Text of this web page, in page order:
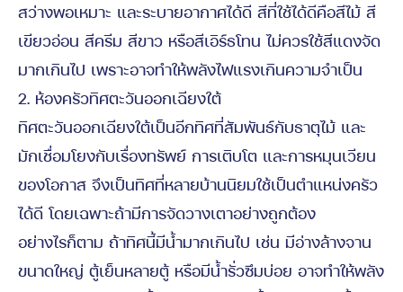
สว่างพอเหมาะ และระบายอากาศได้ดี สีที่ใช้ได้ดีคือสีไม้ สี
เขียวอ่อน สีครีม สีขาว หรือสีเอิร์ธโทน ไม่ควรใช้สีแดงจัด
มากเกินไป เพราะอาจทำให้พลังไฟแรงเกินความจำเป็น
2. ห้องครัวทิศตะวันออกเฉียงใต้
ทิศตะวันออกเฉียงใต้เป็นอีกทิศที่สัมพันธ์กับธาตุไม้ และ
มักเชื่อมโยงกับเรื่องทรัพย์ การเติบโต และการหมุนเวียน
ของโอกาส จึงเป็นทิศที่หลายบ้านนิยมใช้เป็นตำแหน่งครัว
ได้ดี โดยเฉพาะถ้ามีการจัดวางเตาอย่างถูกต้อง
อย่างไรก็ตาม ถ้าทิศนี้มีน้ำมากเกินไป เช่น มีอ่างล้างจาน
ขนาดใหญ่ ตู้เย็นหลายตู้ หรือมีน้ำรั่วซึมบ่อย อาจทำให้พลัง